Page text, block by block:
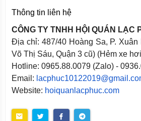
Thông tin liên hệ
CÔNG TY TNHH HỘI QUÁN LẠC
Địa chỉ: 487/40 Hoàng Sa, P.
Võ Thị Sáu, Quận 3 cũ) (Hẻm xe
Hotline: 0965.88.0079 (Zalo) -
Email:
Website: hoiquanlacphuc.com